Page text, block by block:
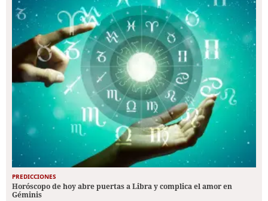
PREDICCIONES
Horóscopo de hoy abre puertas a Libra y complica el amor en
Géminis